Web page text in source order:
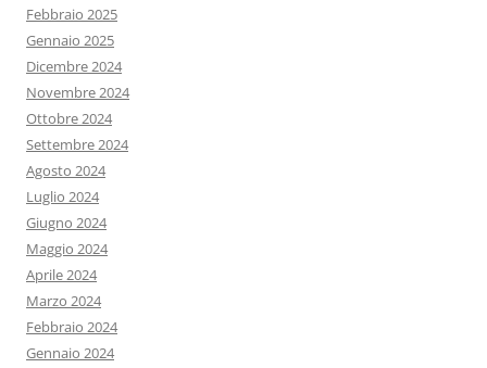
Febbraio 2025
Gennaio 2025
Dicembre 2024
Novembre 2024
Ottobre 2024
Settembre 2024
Agosto 2024
Luglio 2024
Giugno 2024
Maggio 2024
Aprile 2024
Marzo 2024
Febbraio 2024
Gennaio 2024